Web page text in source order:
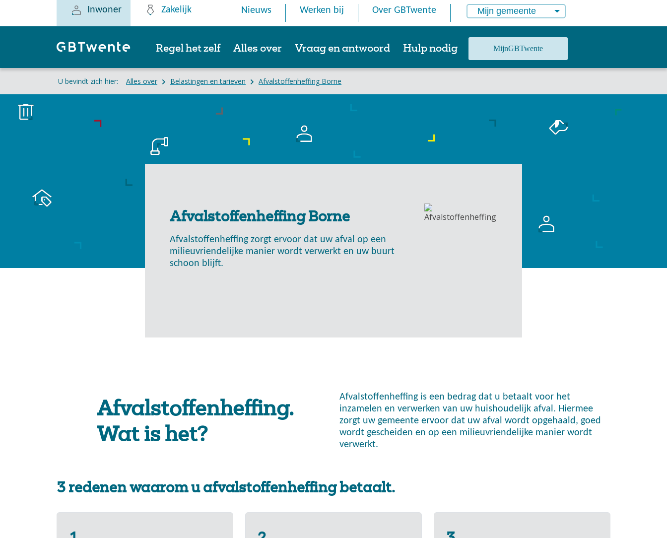
Inwoner Zakelijk Nieuws Werken bij Over GBTwente Mijn gemeente
Regel het zelf Alles over Vraag en antwoord Hulp nodig MijnGBTwente
U bevindt zich hier: Alles over Belastingen en tarieven Afvalstoffenheffing Borne
Afvalstoffenheffing Borne
Afvalstoffenheffing zorgt ervoor dat uw afval op een
milieuvriendelijke manier wordt verwerkt en uw buurt
schoon blijft.
Afvalstoffenheffing.
Wat is het?
Afvalstoffenheffing is een bedrag dat u betaalt voor het
inzamelen en verwerken van uw huishoudelijk afval. Hiermee
zorgt uw gemeente ervoor dat uw afval wordt opgehaald, goed
wordt gescheiden en op een milieuvriendelijke manier wordt
verwerkt.
3 redenen waarom u afvalstoffenheffing betaalt.